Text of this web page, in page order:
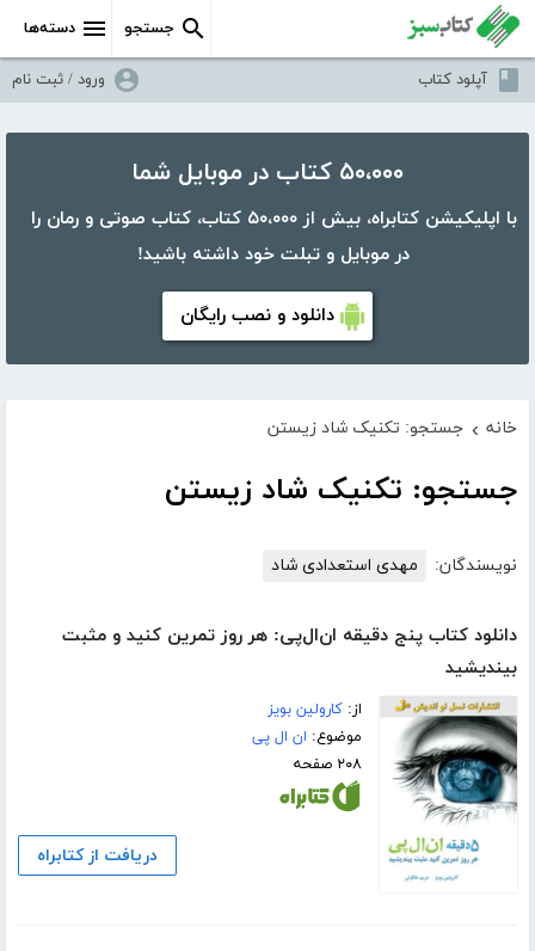
دسته‌ها جستجو
آپلود کتاب ورود / ثبت نام
۵۰،۰۰۰ کتاب در موبایل شما
با اپلیکیشن کتابراه، بیش از ۵۰،۰۰۰ کتاب، کتاب صوتی و رمان را
در موبایل و تبلت خود داشته باشید!
دانلود و نصب رایگان
خانه › جستجو: تکنیک شاد زیستن
جستجو: تکنیک شاد زیستن
نویسندگان: مهدی استعدادی شاد
دانلود کتاب پنج دقیقه ان‌ال‌پی: هر روز تمرین کنید و مثبت
بیندیشید
از:کارولین بویز
موضوع: ان ال پی
۲۰۸ صفحه
دریافت از کتابراه